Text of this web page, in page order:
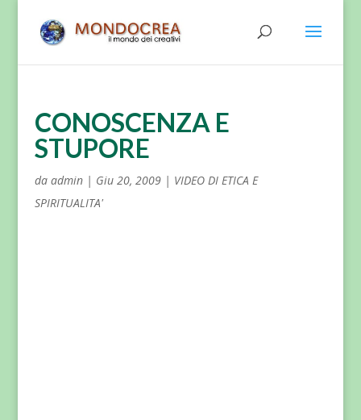
CONOSCENZA E
STUPORE
da admin| Giu 20, 2009| VIDEO DI ETICA E
SPIRITUALITA'